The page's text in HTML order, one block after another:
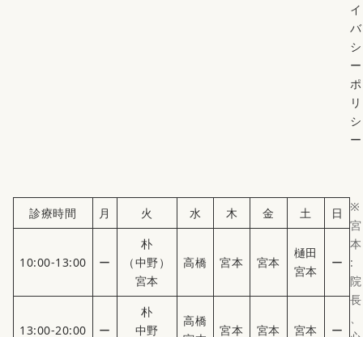
イ
バ
シ
ー
ポ
リ
シ
ー
診療時間 月 火 水 木 金 土 日
10:00-13:00 ー
朴
（中野）
宮本
高橋 宮本 宮本
樋田
宮本
ー
13:00-20:00 ー
朴
中野
高橋
宮本 宮本 宮本 ー
※
宮
本
:
院
長
、